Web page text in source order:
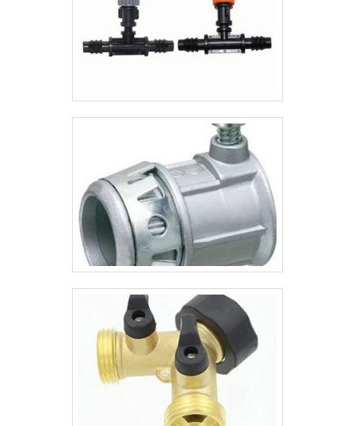
garantem uma entrega de excelência de
ponta a ponta.